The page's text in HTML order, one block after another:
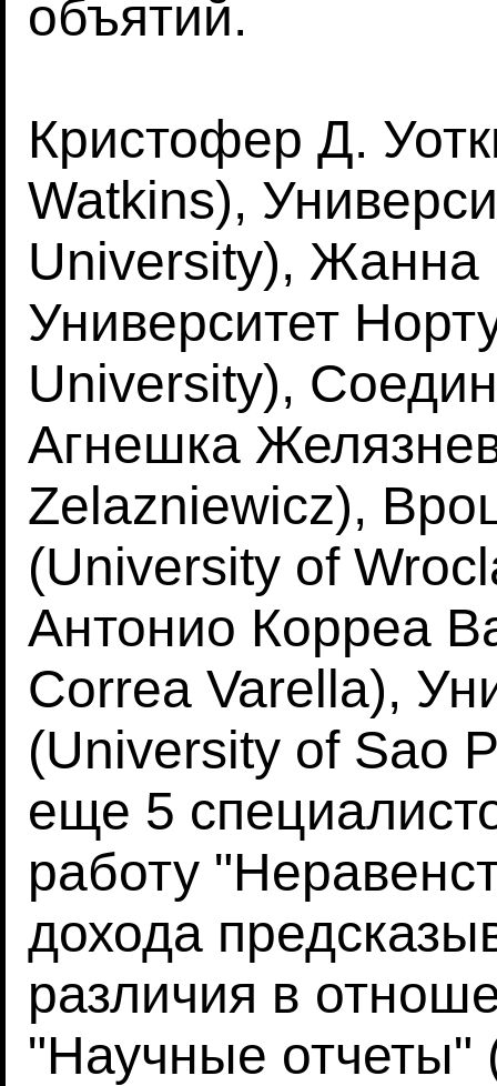
объятий.
Кристофер Д.
Watkins),
University), Жанна
Университет
University),
Агнешка
Zelazniewicz),
(University of
Антонио Корреа
Correa Varella),
(University of Sao
еще 5
работу
дохода
различия в
"Научные отчеты"